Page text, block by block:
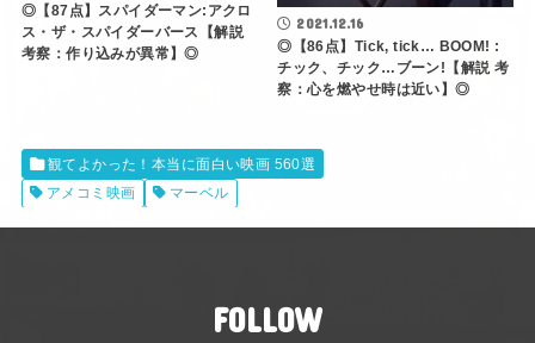
◎【87点】スパイダーマン:アクロ
ス・ザ・スパイダーバース【解説
考察：作り込みが異常】◎
2021.12.16
◎【86点】Tick, tick… BOOM! :
チック、チック…ブーン!【解説 考
察：心を燃やせ時は近い】◎
観てよかった！本当に面白い映画 560選
アメコミ映画
マーベル
FOLLOW